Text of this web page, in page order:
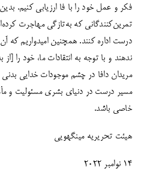
فکر و عمل خود را با فا ارزیابی کنیم.
تمرین‌کنندگانی که به‌تازگی مهاجرت
درست اداره کنند. همچنین امیدواریم که
ندهند و با توجه به انتقادات ما، خود را
مریدان دافا در چشم موجودات خدایی
مسیر درست در دنیای بشری مسئولیت و
خاصی باشد.
هیئت تحریریه مینگهویی
14 نوامبر 2022